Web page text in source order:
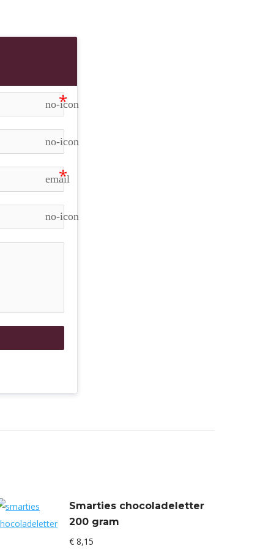
no-icon
no-icon
email
no-icon
Smarties chocoladeletter
200 gram
€ 8,15